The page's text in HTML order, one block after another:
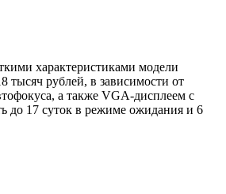
характеристиками модели
рублей, в зависимости от
а также VGA-дисплеем с
до 17 суток в режиме ожидания и 6